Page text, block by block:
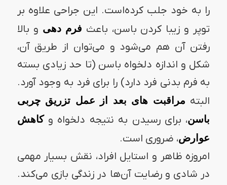
را به خود جلب کرده‌است. این جراحی علاوه بر
توپر و زیبا کردن باسن، باعث فرم دهی و بالا
رفتن آن هم می‌شود و می‌توان از طریق آن،
شکل و اندازه دلخواه باسن (تا حد زیادی بسته
به فرم بدنی فرد دارد) را برای فرد به وجود آورد.
البته مراقبت های بعد از عمل تزریق چربی
باسن، برای رسیدن به نتیجه دلخواه وکاهش
عوارض، ضروری است.
امروزه ظاهر و استایل افراد، نقش بسیار مهمی
در شادی و رضایت آن‌ها در زندگی بازی می‌کند.